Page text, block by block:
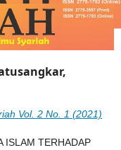
Vol. 2 No. 1 (2021)
ISLAM TERHADAP